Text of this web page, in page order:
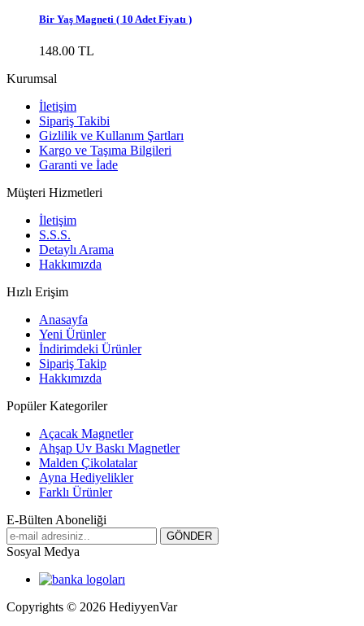
Bir Yaş Magneti ( 10 Adet Fiyatı )
148.00 TL
Kurumsal
İletişim
Sipariş Takibi
Gizlilik ve Kullanım Şartları
Kargo ve Taşıma Bilgileri
Garanti ve İade
Müşteri Hizmetleri
İletişim
S.S.S.
Detaylı Arama
Hakkımızda
Hızlı Erişim
Anasayfa
Yeni Ürünler
İndirimdeki Ürünler
Sipariş Takip
Hakkımızda
Popüler Kategoriler
Açacak Magnetler
Ahşap Uv Baskı Magnetler
Malden Çikolatalar
Ayna Hediyelikler
Farklı Ürünler
E-Bülten Aboneliği
Sosyal Medya
Copyrights © 2026 HediyyenVar